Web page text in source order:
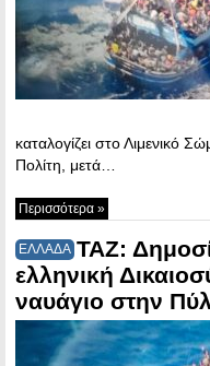
καταλογίζει στο Λιμενικό
Πολίτη, μετά…
Περισσότερα »
ΕΛΛΑΔΑ ΤΑΖ:
ελληνική
ναυάγιο στην